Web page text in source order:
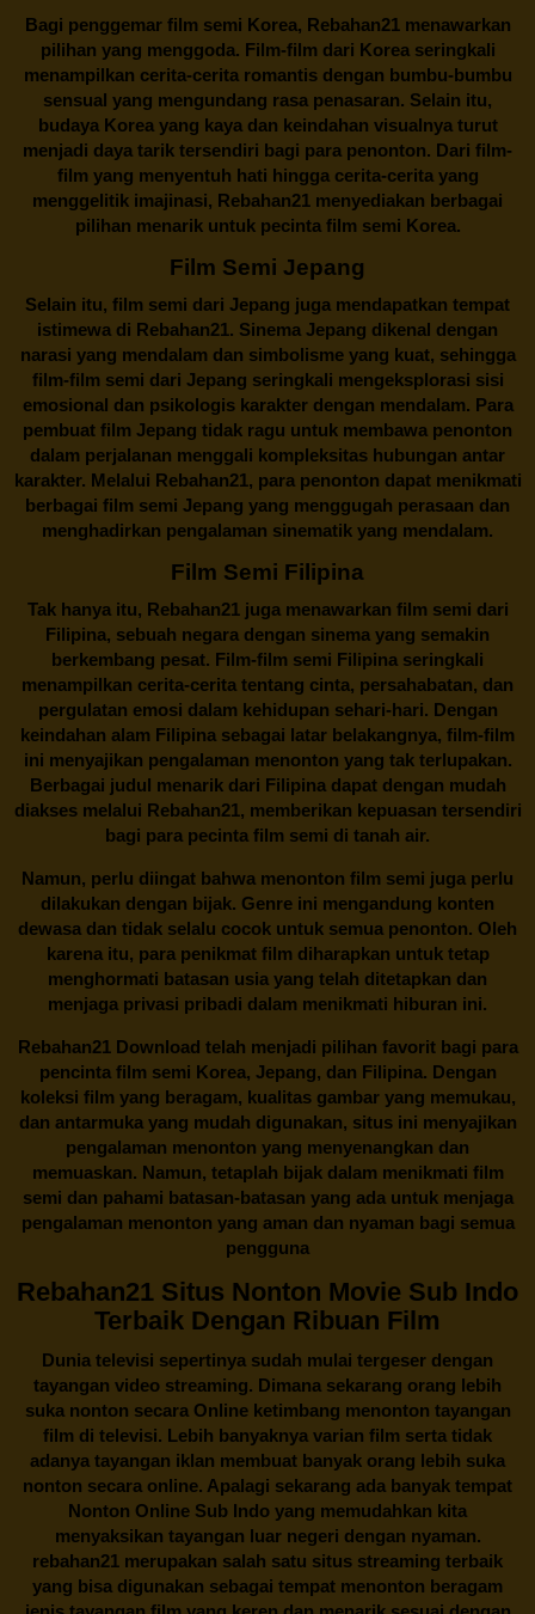
Bagi penggemar film semi Korea, Rebahan21menawarkan
pilihan yang menggoda. Film-film dari Korea seringkali
menampilkan cerita-cerita romantis dengan bumbu-bumbu
sensual yang mengundang rasa penasaran. Selain itu,
budaya Korea yang kaya dan keindahan visualnya turut
menjadi daya tarik tersendiri bagi para penonton. Dari film-
film yang menyentuh hati hingga cerita-cerita yang
menggelitik imajinasi, Rebahan21 menyediakan berbagai
pilihan menarik untuk pecinta film semi Korea.
Film Semi Jepang
Selain itu, film semi dari Jepang juga mendapatkan tempat
istimewa di Rebahan21. Sinema Jepang dikenal dengan
narasi yang mendalam dan simbolisme yang kuat, sehingga
film-film semi dari Jepang seringkali mengeksplorasi sisi
emosional dan psikologis karakter dengan mendalam. Para
pembuat film Jepang tidak ragu untuk membawa penonton
dalam perjalanan menggali kompleksitas hubungan antar
karakter. Melalui Rebahan21, para penonton dapat menikmati
berbagai film semi Jepang yang menggugah perasaan dan
menghadirkan pengalaman sinematik yang mendalam.
Film Semi Filipina
Tak hanya itu, Rebahan21juga menawarkan film semi dari
Filipina, sebuah negara dengan sinema yang semakin
berkembang pesat. Film-film semi Filipina seringkali
menampilkan cerita-cerita tentang cinta, persahabatan, dan
pergulatan emosi dalam kehidupan sehari-hari. Dengan
keindahan alam Filipina sebagai latar belakangnya, film-film
ini menyajikan pengalaman menonton yang tak terlupakan.
Berbagai judul menarik dari Filipina dapat dengan mudah
diakses melalui Rebahan21, memberikan kepuasan tersendiri
bagi para pecinta film semi di tanah air.
Namun, perlu diingat bahwa menonton film semi juga perlu
dilakukan dengan bijak. Genre ini mengandung konten
dewasa dan tidak selalu cocok untuk semua penonton. Oleh
karena itu, para penikmat film diharapkan untuk tetap
menghormati batasan usia yang telah ditetapkan dan
menjaga privasi pribadi dalam menikmati hiburan ini.
Rebahan21Download telah menjadi pilihan favorit bagi para
pencinta film semi Korea, Jepang, dan Filipina. Dengan
koleksi film yang beragam, kualitas gambar yang memukau,
dan antarmuka yang mudah digunakan, situs ini menyajikan
pengalaman menonton yang menyenangkan dan
memuaskan. Namun, tetaplah bijak dalam menikmati film
semi dan pahami batasan-batasan yang ada untuk menjaga
pengalaman menonton yang aman dan nyaman bagi semua
pengguna
Rebahan21 Situs Nonton Movie Sub Indo
Terbaik Dengan Ribuan Film
Dunia televisi sepertinya sudah mulai tergeser dengan
tayangan video streaming. Dimana sekarang orang lebih
suka nonton secara Online ketimbang menonton tayangan
film di televisi. Lebih banyaknya varian film serta tidak
adanya tayangan iklan membuat banyak orang lebih suka
nonton secara online. Apalagi sekarang ada banyak tempat
Nonton Online Sub Indo yang memudahkan kita
menyaksikan tayangan luar negeri dengan nyaman.
rebahan21 merupakan salah satu situs streaming terbaik
yang bisa digunakan sebagai tempat menonton beragam